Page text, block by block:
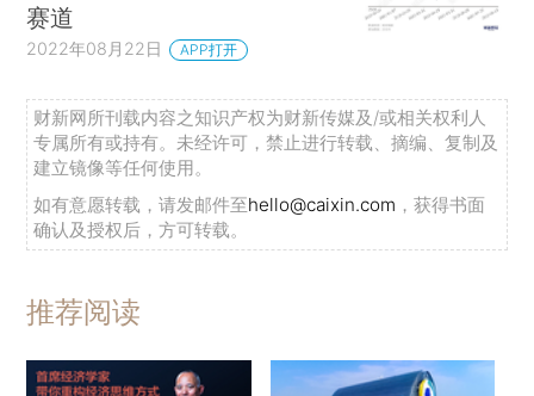
赛道
2022年08月22日 APP打开
财新网所刊载内容之知识产权为财新传媒及/或相关权利人
专属所有或持有。未经许可，禁止进行转载、摘编、复制及
建立镜像等任何使用。
如有意愿转载，请发邮件至hello@caixin.com ，获得书面
确认及授权后，方可转载。
推荐阅读